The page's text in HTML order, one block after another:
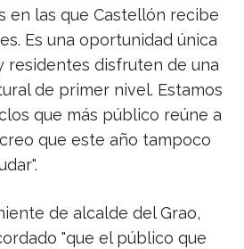
en las que Castellón recibe
Es una oportunidad única
residentes disfruten de una
de primer nivel. Estamos
que más público reúne a
que este año tampoco
de alcalde del Grao,
"que el público que